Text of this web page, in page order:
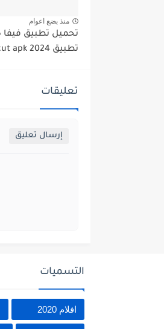
منذ بضع اعوام
تحميل تطبيق
تطبيق viva cut apk 2024...
تعليقات
إرسال تعليق
التسميات
افلام 2020